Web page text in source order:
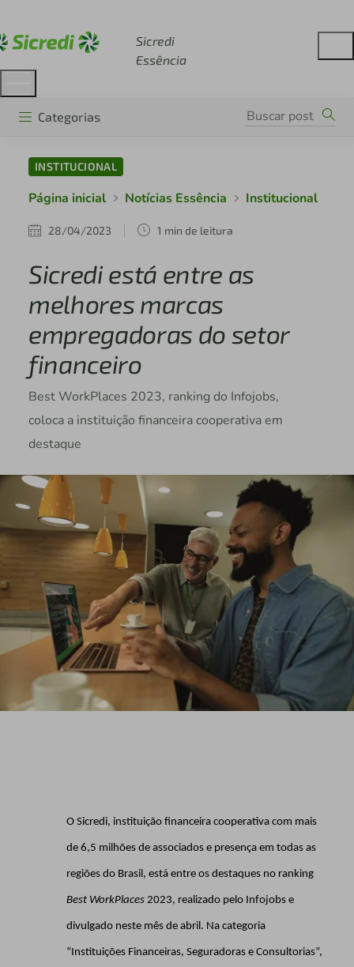
Sicredi
Essência
Categorias
INSTITUCIONAL
Página inicial Notícias Essência Institucional
28/04/2023 1 min de leitura
Sicredi está entre as
melhores marcas
empregadoras do setor
financeiro
Best WorkPlaces 2023, ranking do Infojobs,
coloca a instituição financeira cooperativa em
destaque
O Sicredi, instituição financeira cooperativa com mais
de 6,5 milhões de associados e presença em todas as
regiões do Brasil, está entre os destaques no ranking
Best WorkPlaces 2023, realizado pelo Infojobs e
divulgado neste mês de abril. Na categoria
“Instituições Financeiras, Seguradoras e Consultorias”,